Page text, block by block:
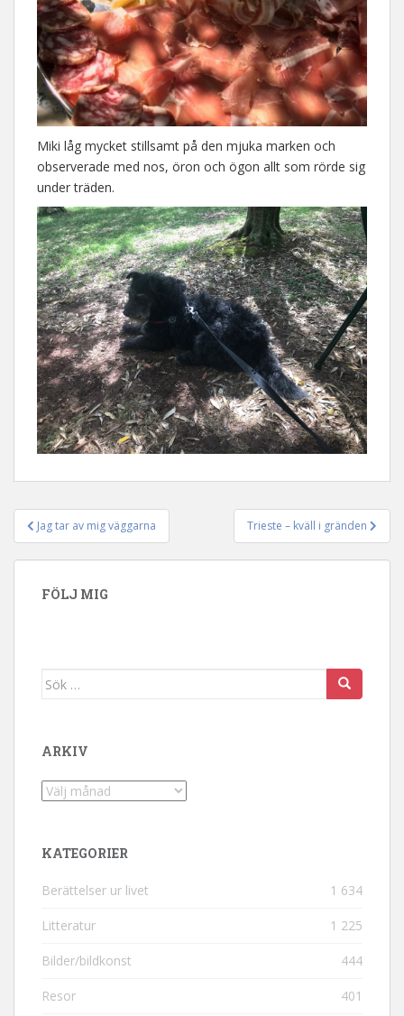
Miki låg mycket stillsamt på den mjuka marken och
observerade med nos, öron och ögon allt som rörde sig
under träden.
Inläggsnavigering
Jag tar av mig väggarna Trieste – kväll i gränden
FÖLJ MIG
Sök efter:
ARKIV
Arkiv
KATEGORIER
Berättelser ur livet 1 634
Litteratur 1 225
Bilder/bildkonst 444
Resor 401